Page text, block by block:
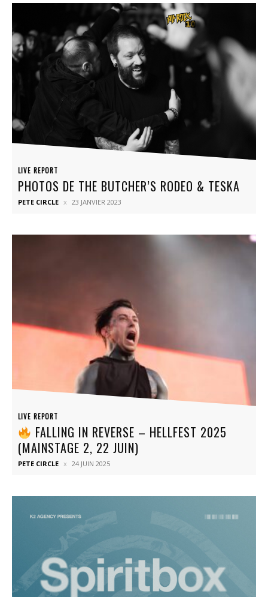
LIVE REPORT
PHOTOS DE THE BUTCHER’S RODEO & TESKA
PETE CIRCLE 23 JANVIER 2023
LIVE REPORT
FALLING IN REVERSE – HELLFEST 2025
(MAINSTAGE 2, 22 JUIN)
PETE CIRCLE 24 JUIN 2025